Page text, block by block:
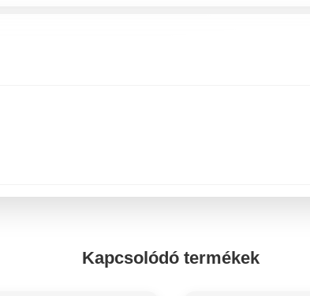
Kapcsolódó termékek